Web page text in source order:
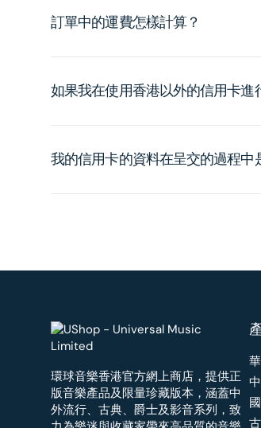
訂單中的運費怎樣計算？
如果我在使用香港以外的信用卡進
我的信用卡的資料在呈交的過程中
環球音樂香港官方網上商店，提供正
版音樂產品及限量珍藏版本，涵蓋中
外流行、古典、爵士及影音系列，致